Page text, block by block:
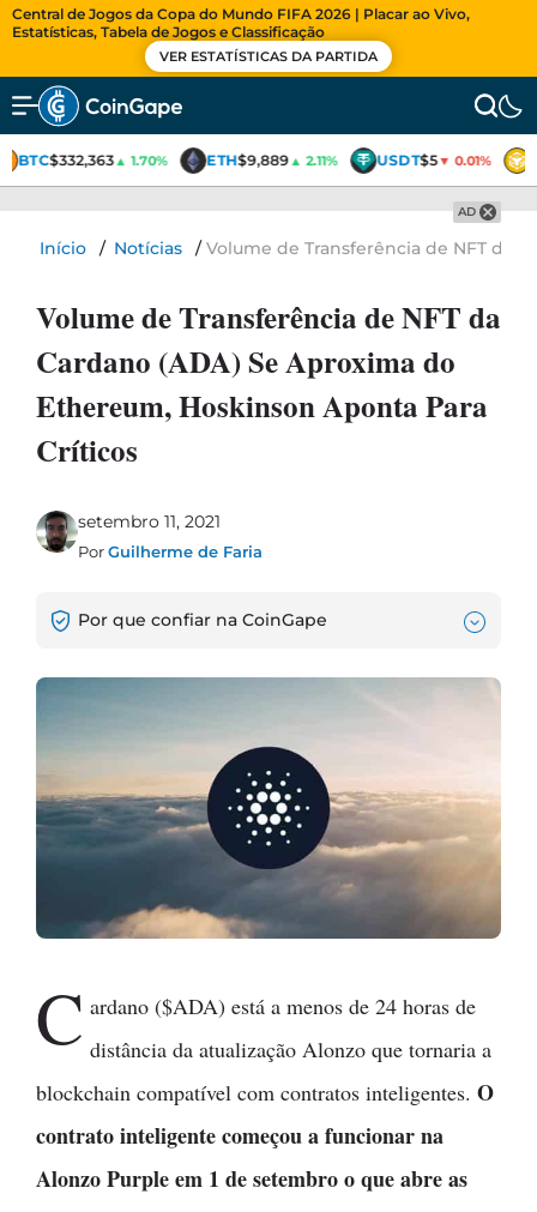
Central de Jogos da Copa do Mundo FIFA 2026 | Placar ao Vivo,
Estatísticas, Tabela de Jogos e Classificação
VER ESTATÍSTICAS DA PARTIDA
BTC$332,363▲ 1.70% ETH$9,889▲ 2.11% USDT$5▼ 0.01%
AD
Início / Notícias /Volume de Transferência de NFT da
Volume de Transferência de NFT da
Cardano (ADA) Se Aproxima do
Ethereum, Hoskinson Aponta Para
Críticos
setembro 11, 2021
PorGuilherme de Faria
Por que confiar na CoinGape
C ardano ($ADA) está a menos de 24 horas de
distância da atualização Alonzo que tornaria a
blockchain compatível com contratos inteligentes. O
contrato inteligente começou a funcionar na
Alonzo Purple em 1 de setembro o que abre as